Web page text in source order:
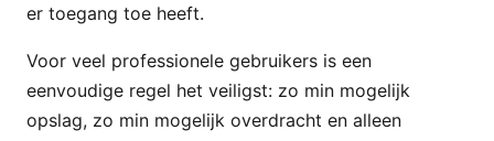
er toegang toe heeft.
Voor veel professionele gebruikers is een
eenvoudige regel het veiligst: zo min mogelijk
opslag, zo min mogelijk overdracht en alleen